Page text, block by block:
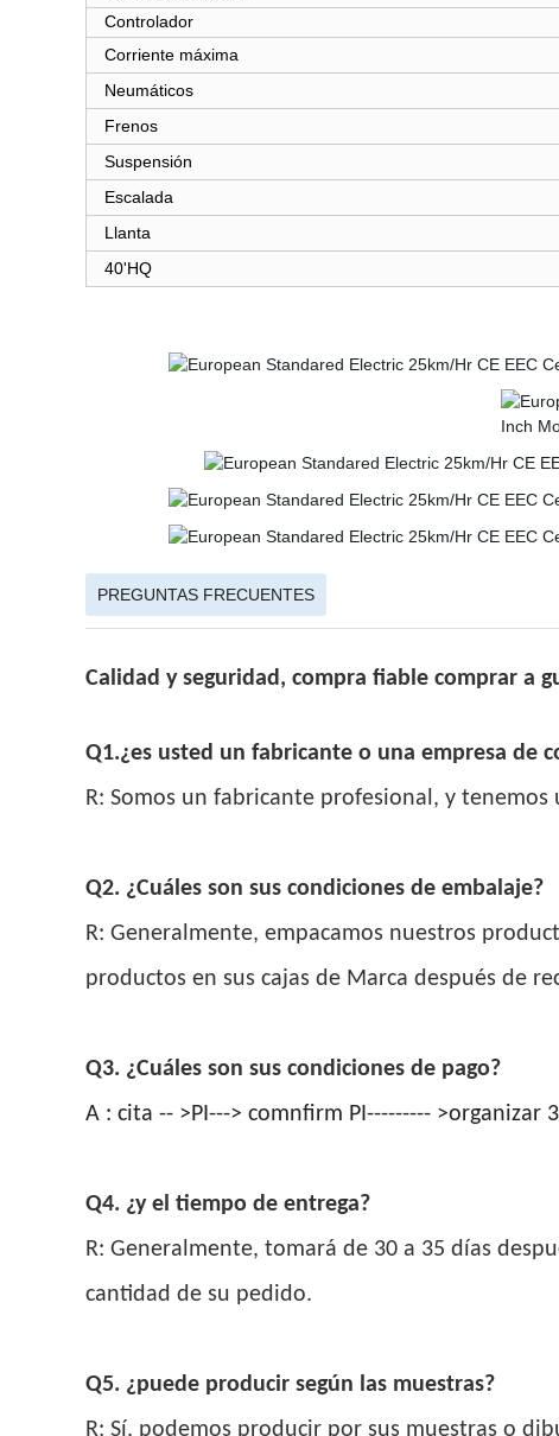
Controlador
Corriente máxima
Neumáticos
Frenos
Suspensión
Escalada
Llanta
40'HQ
PREGUNTAS FRECUENTES
Calidad y seguridad, compra fiable comprar a
Q1.¿es usted un fabricante o una empresa de
R: Somos un fabricante profesional, y
Q2. ¿Cuáles son sus condiciones de embalaje?
R: Generalmente, empacamos nuestros
productos en sus cajas de Marca después de
Q3. ¿Cuáles son sus condiciones de pago?
A : cita -- >PI---> comnfirm PI--------- >organizar
Q4. ¿y el tiempo de entrega?
R: Generalmente, tomará de 30 a 35 días
cantidad de su pedido.
Q5. ¿puede producir según las muestras?
R: Sí, podemos producir por sus muestras o